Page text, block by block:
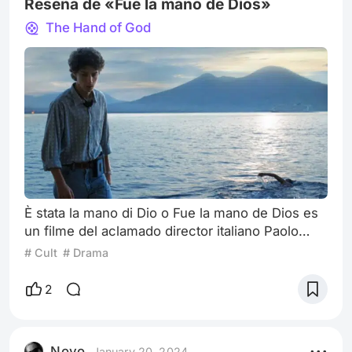
Reseña de «Fue la mano de Dios»
The Hand of God
È stata la mano di Dio o Fue la mano de Dios es
un filme del aclamado director italiano Paolo
Sorrentino (La grande belleza), quien vuelve a la
historia muy personal de su juventud,
el público. Se trata de un drama italiano
# Cult # Drama
2